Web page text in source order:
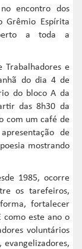
encontro dos
Grêmio Espírita
a toda a
Trabalhadores e
do dia 4 de
do bloco A da
das 8h30 da
com um café de
de
mostrando
1985, ocorre
os tarefeiros,
fortalecer
como este ano o
voluntários